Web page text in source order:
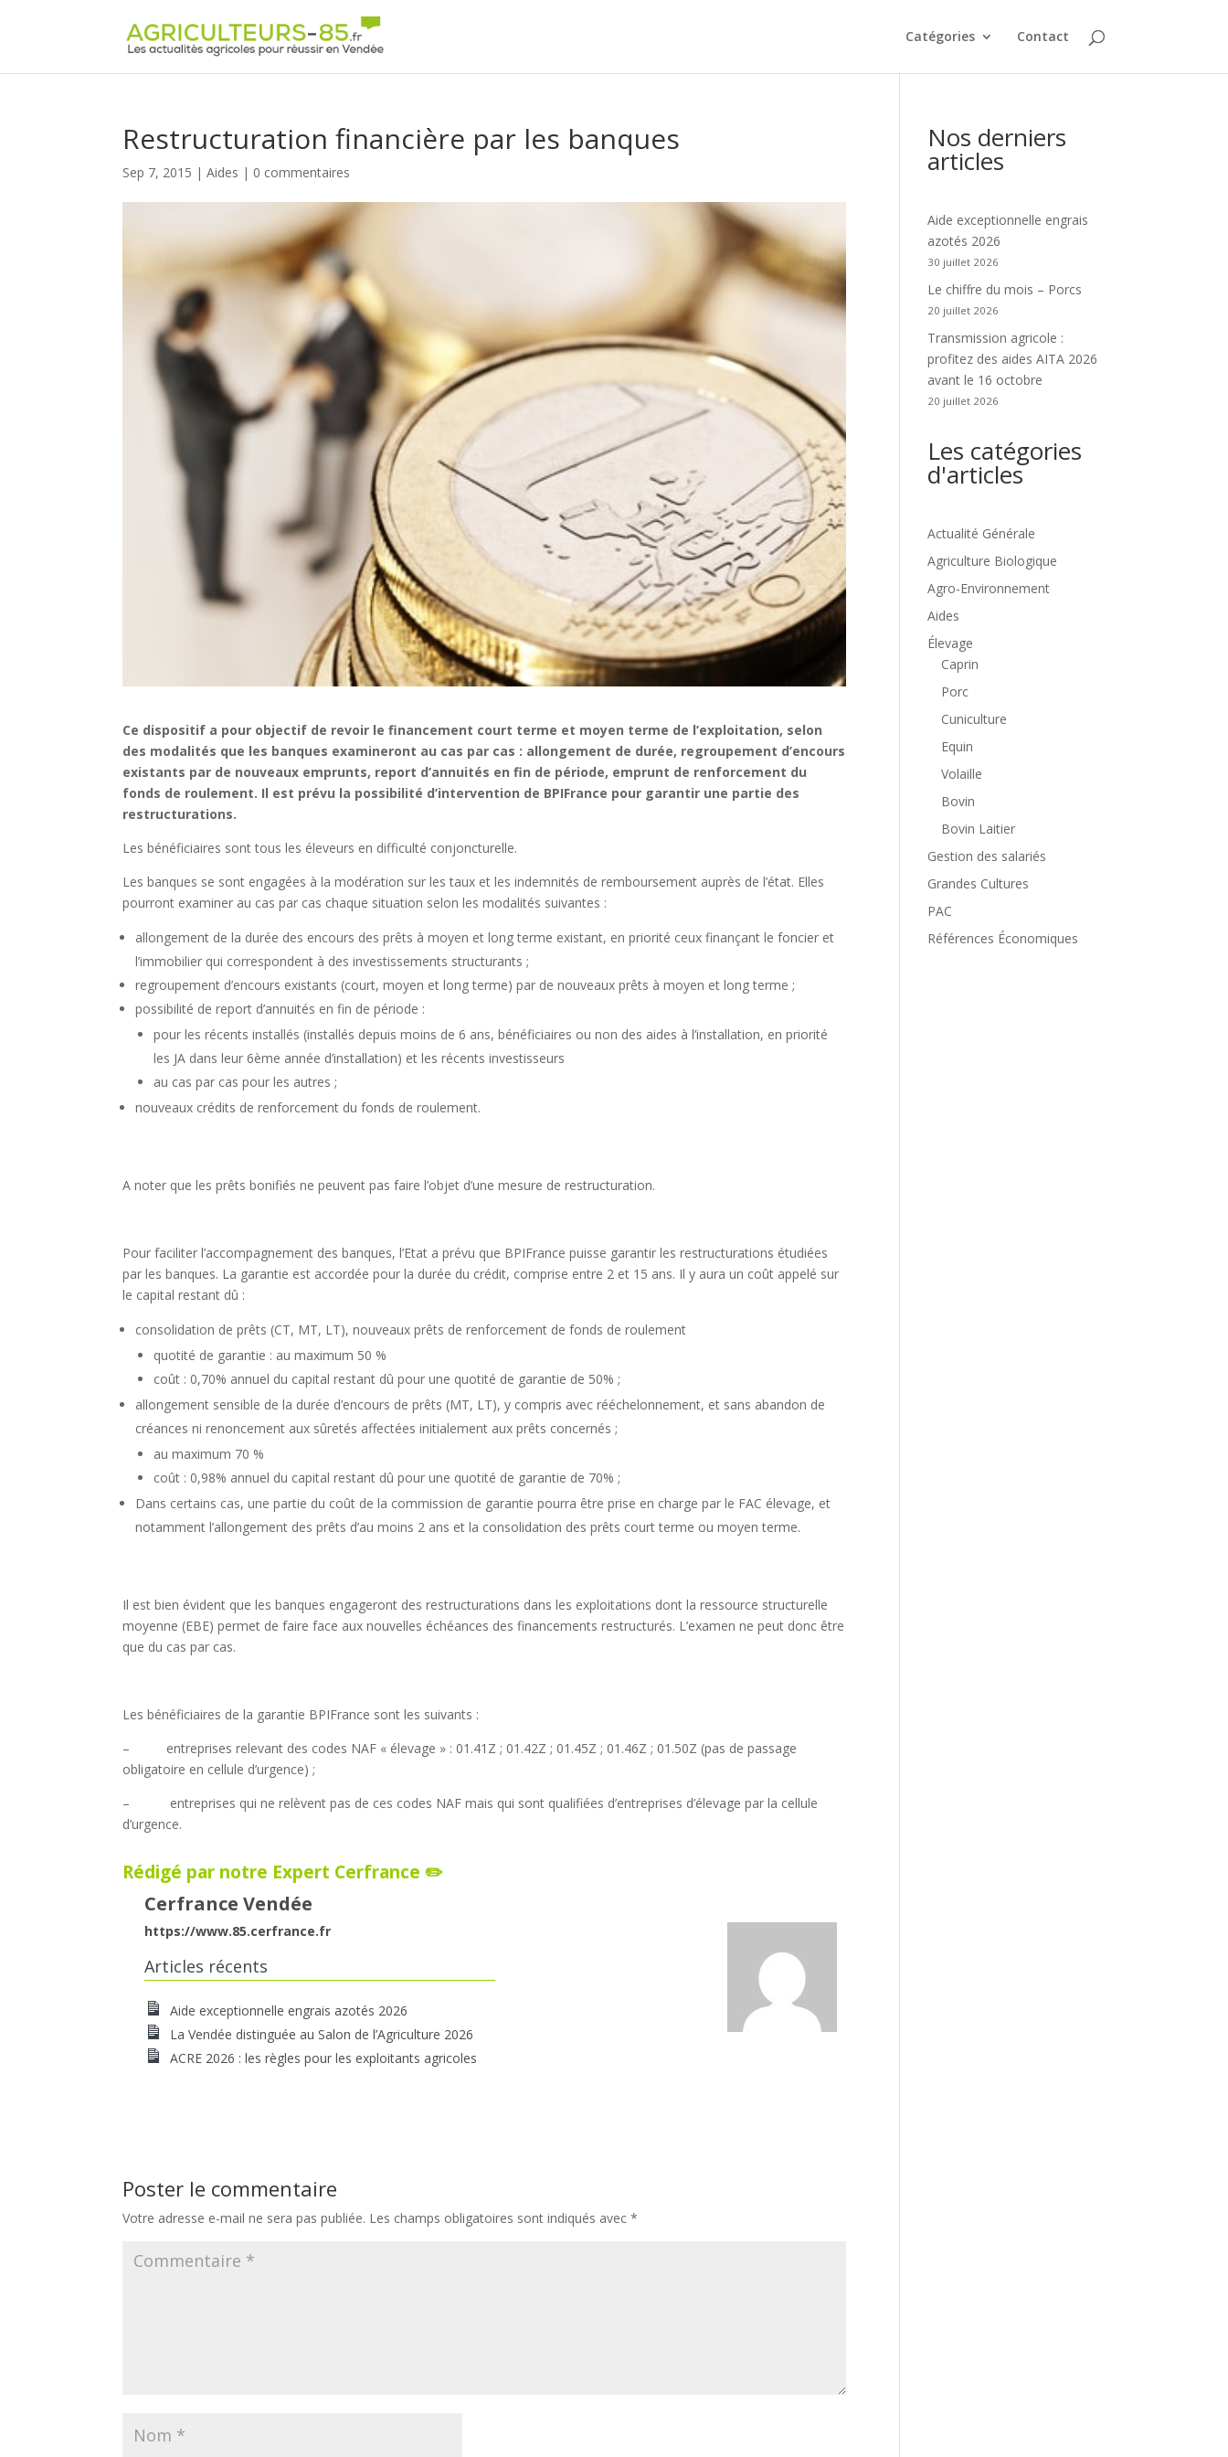
Catégories Contact
Restructuration financière par les banques
Sep 7, 2015 |Aides | 0 commentaires
Ce dispositif a pour objectif de revoir le financement court terme et moyen terme de l’exploitation, selon
des modalités que les banques examineront au cas par cas : allongement de durée, regroupement d’encours
existants par de nouveaux emprunts, report d’annuités en fin de période, emprunt de renforcement du
fonds de roulement. Il est prévu la possibilité d’intervention de BPIFrance pour garantir une partie des
restructurations.
Les bénéficiaires sont tous les éleveurs en difficulté conjoncturelle.
Les banques se sont engagées à la modération sur les taux et les indemnités de remboursement auprès de l’état. Elles
pourront examiner au cas par cas chaque situation selon les modalités suivantes :
allongement de la durée des encours des prêts à moyen et long terme existant, en priorité ceux finançant le foncier et
l’immobilier qui correspondent à des investissements structurants ;
regroupement d’encours existants (court, moyen et long terme) par de nouveaux prêts à moyen et long terme ;
possibilité de report d’annuités en fin de période :
pour les récents installés (installés depuis moins de 6 ans, bénéficiaires ou non des aides à l’installation, en priorité
les JA dans leur 6ème année d’installation) et les récents investisseurs
au cas par cas pour les autres ;
nouveaux crédits de renforcement du fonds de roulement.
A noter que les prêts bonifiés ne peuvent pas faire l’objet d’une mesure de restructuration.
Pour faciliter l’accompagnement des banques, l’Etat a prévu que BPIFrance puisse garantir les restructurations étudiées
par les banques. La garantie est accordée pour la durée du crédit, comprise entre 2 et 15 ans. Il y aura un coût appelé sur
le capital restant dû :
consolidation de prêts (CT, MT, LT), nouveaux prêts de renforcement de fonds de roulement
quotité de garantie : au maximum 50 %
coût : 0,70% annuel du capital restant dû pour une quotité de garantie de 50% ;
allongement sensible de la durée d’encours de prêts (MT, LT), y compris avec rééchelonnement, et sans abandon de
créances ni renoncement aux sûretés affectées initialement aux prêts concernés ;
au maximum 70 %
coût : 0,98% annuel du capital restant dû pour une quotité de garantie de 70% ;
Dans certains cas, une partie du coût de la commission de garantie pourra être prise en charge par le FAC élevage, et
notamment l’allongement des prêts d’au moins 2 ans et la consolidation des prêts court terme ou moyen terme.
Il est bien évident que les banques engageront des restructurations dans les exploitations dont la ressource structurelle
moyenne (EBE) permet de faire face aux nouvelles échéances des financements restructurés. L’examen ne peut donc être
que du cas par cas.
Les bénéficiaires de la garantie BPIFrance sont les suivants :
– entreprises relevant des codes NAF « élevage » : 01.41Z ; 01.42Z ; 01.45Z ; 01.46Z ; 01.50Z (pas de passage
obligatoire en cellule d’urgence) ;
– entreprises qui ne relèvent pas de ces codes NAF mais qui sont qualifiées d’entreprises d’élevage par la cellule
d’urgence.
Rédigé par notre Expert Cerfrance ✏️
Cerfrance Vendée
https://www.85.cerfrance.fr
Articles récents
Aide exceptionnelle engrais azotés 2026
La Vendée distinguée au Salon de l’Agriculture 2026
ACRE 2026 : les règles pour les exploitants agricoles
Poster le commentaire
Votre adresse e-mail ne sera pas publiée. Les champs obligatoires sont indiqués avec*
Nos derniers
articles
Aide exceptionnelle engrais
azotés 2026
30 juillet 2026
Le chiffre du mois – Porcs
20 juillet 2026
Transmission agricole :
profitez des aides AITA 2026
avant le 16 octobre
20 juillet 2026
Les catégories
d'articles
Actualité Générale
Agriculture Biologique
Agro-Environnement
Aides
Élevage
Caprin
Porc
Cuniculture
Equin
Volaille
Bovin
Bovin Laitier
Gestion des salariés
Grandes Cultures
PAC
Références Économiques